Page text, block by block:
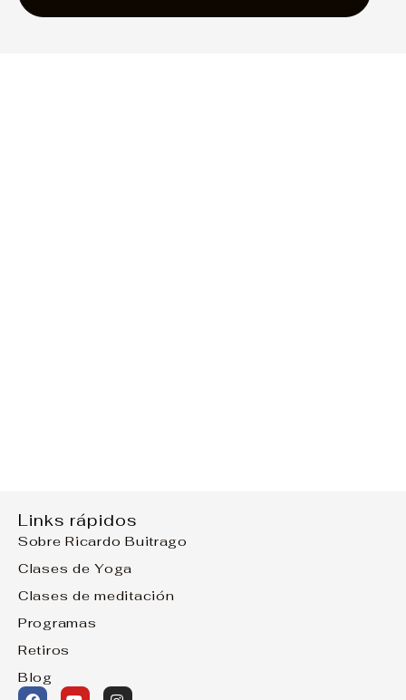
Links rápidos
Sobre Ricardo Buitrago
Clases de Yoga
Clases de meditación
Programas
Retiros
Blog